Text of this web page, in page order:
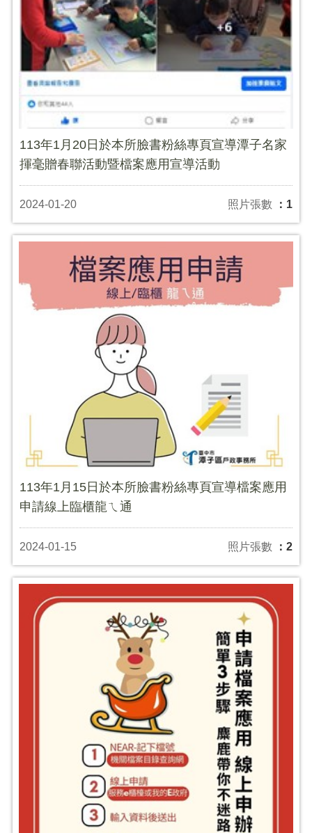
113年1月20日於本所臉書粉絲專頁宣導潭子名家
揮毫贈春聯活動暨檔案應用宣導活動
2024-01-20 照片張數 ：1
113年1月15日於本所臉書粉絲專頁宣導檔案應用
申請線上臨櫃龍ㄟ通
2024-01-15 照片張數 ：2